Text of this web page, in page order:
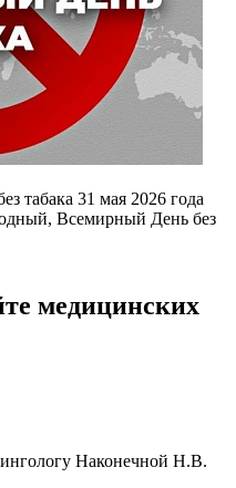
табака 31 мая 2026 года
Всемирный День без
медицинских
Наконечной Н.В.